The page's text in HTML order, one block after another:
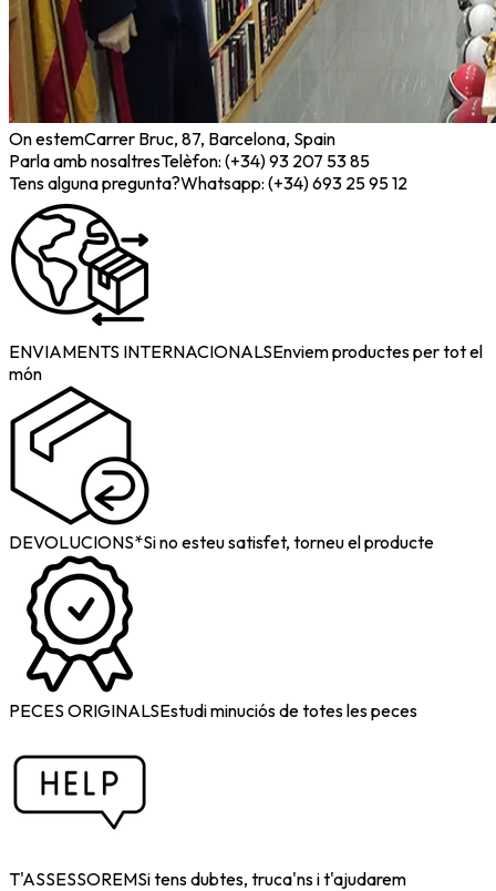
On estemCarrer Bruc, 87, Barcelona, Spain
Parla amb nosaltresTelèfon: (+34) 93 207 53 85
Tens alguna pregunta?Whatsapp: (+34) 693 25 95 12
ENVIAMENTS INTERNACIONALSEnviem productes per tot el
món
DEVOLUCIONS*Si no esteu satisfet, torneu el producte
PECES ORIGINALSEstudi minuciós de totes les peces
T'ASSESSOREMSi tens dubtes, truca'ns i t'ajudarem